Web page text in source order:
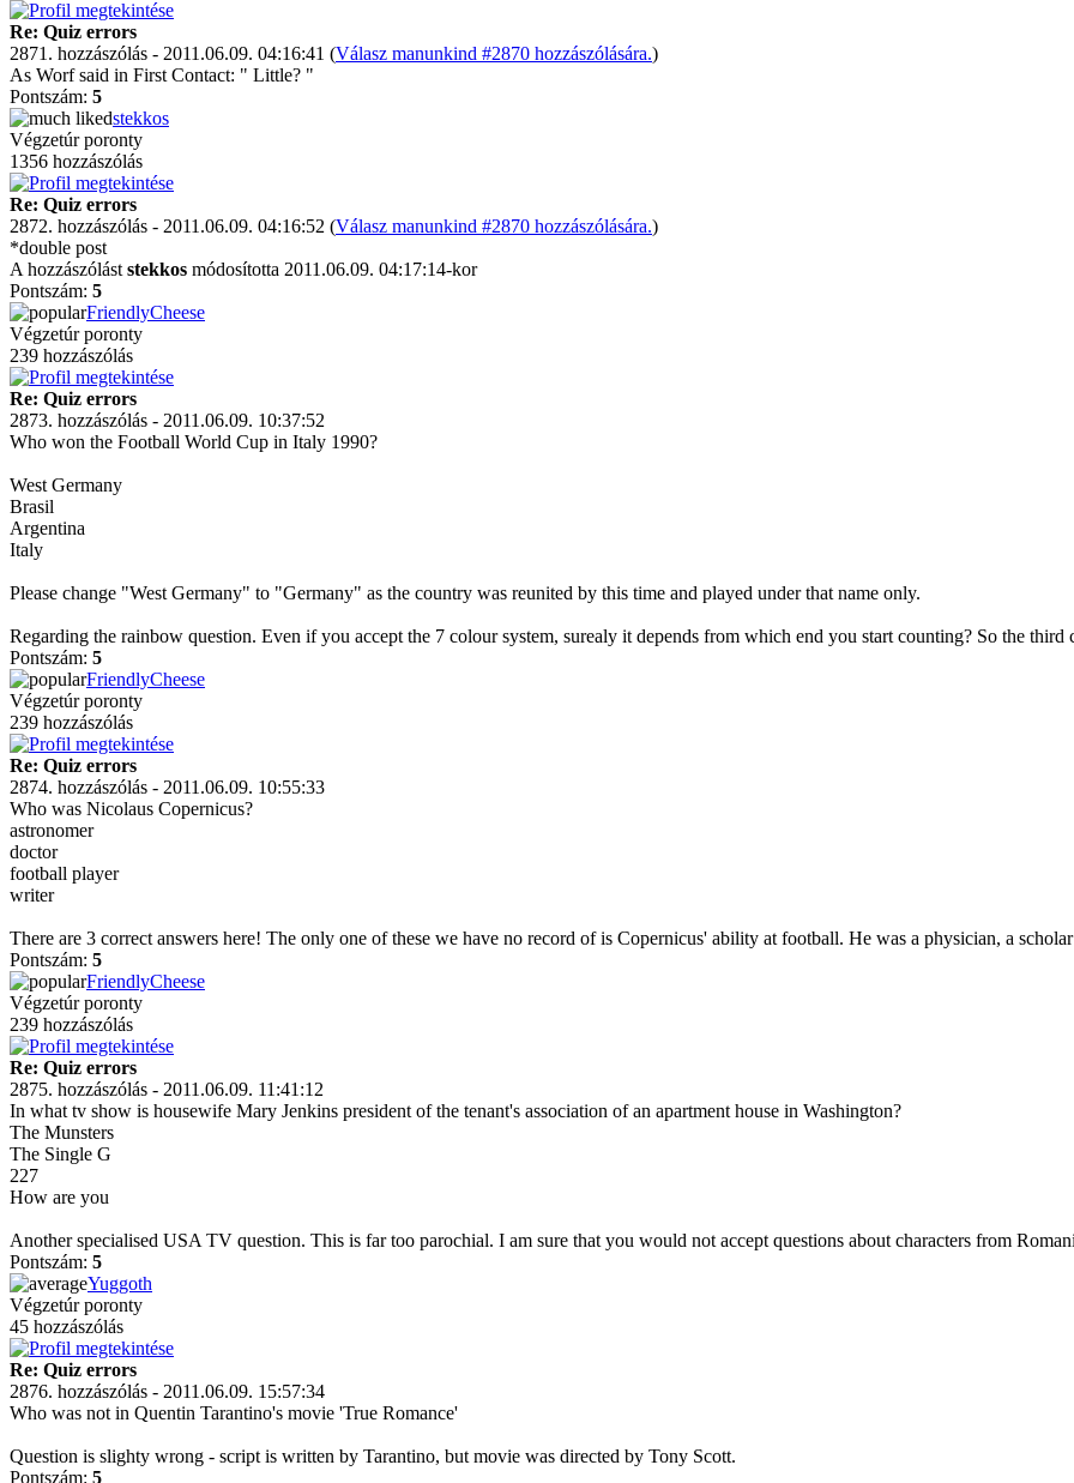
Re: Quiz errors
2871. hozzászólás - 2011.06.09. 04:16:41 (Válasz manunkind #2870 hozzászólására.)
As Worf said in First Contact: " Little? "
Pontszám: 5
stekkos
Végzetúr poronty
1356 hozzászólás
Re: Quiz errors
2872. hozzászólás - 2011.06.09. 04:16:52 (Válasz manunkind #2870 hozzászólására.)
*double post
A hozzászólást stekkos módosította 2011.06.09. 04:17:14-kor
Pontszám: 5
FriendlyCheese
Végzetúr poronty
239 hozzászólás
Re: Quiz errors
2873. hozzászólás - 2011.06.09. 10:37:52
Who won the Football World Cup in Italy 1990?
West Germany
Brasil
Argentina
Italy
Please change "West Germany" to "Germany" as the country was reunited by this time and played under that name only.
Regarding the rainbow question. Even if you accept the 7 colour system, surealy it depends from which end you start counting? So the
Pontszám: 5
FriendlyCheese
Végzetúr poronty
239 hozzászólás
Re: Quiz errors
2874. hozzászólás - 2011.06.09. 10:55:33
Who was Nicolaus Copernicus?
astronomer
doctor
football player
writer
There are 3 correct answers here! The only one of these we have no record of is Copernicus' ability at football. He was a physician, a
Pontszám: 5
FriendlyCheese
Végzetúr poronty
239 hozzászólás
Re: Quiz errors
2875. hozzászólás - 2011.06.09. 11:41:12
In what tv show is housewife Mary Jenkins president of the tenant's association of an apartment house in Washington?
The Munsters
The Single G
227
How are you
Another specialised USA TV question. This is far too parochial. I am sure that you would not accept questions about characters from
Pontszám: 5
Yuggoth
Végzetúr poronty
45 hozzászólás
Re: Quiz errors
2876. hozzászólás - 2011.06.09. 15:57:34
Who was not in Quentin Tarantino's movie 'True Romance'
Question is slighty wrong - script is written by Tarantino, but movie was directed by Tony Scott.
Pontszám: 5